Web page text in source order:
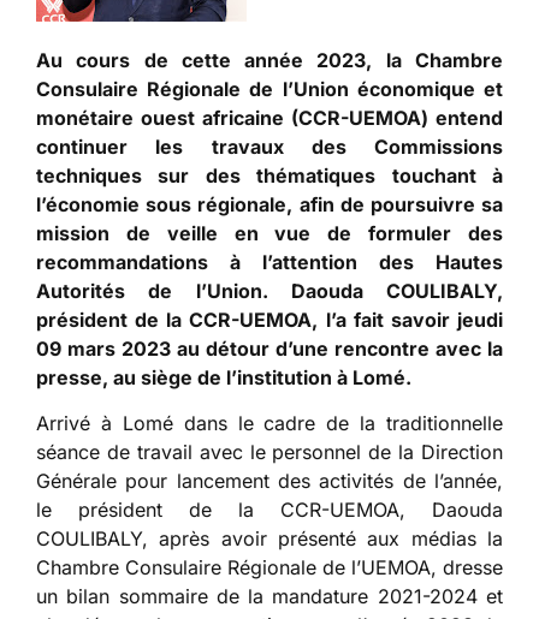
Au cours de cette année 2023, la Chambre
Consulaire Régionale de l’Union économique et
monétaire ouest africaine (CCR-UEMOA) entend
continuer les travaux des Commissions
techniques sur des thématiques touchant à
l’économie sous régionale, afin de poursuivre sa
mission de veille en vue de formuler des
recommandations à l’attention des Hautes
Autorités de l’Union. Daouda COULIBALY,
président de la CCR-UEMOA, l’a fait savoir jeudi
09 mars 2023 au détour d’une rencontre avec la
presse, au siège de l’institution à Lomé.
Arrivé à Lomé dans le cadre de la traditionnelle
séance de travail avec le personnel de la Direction
Générale pour lancement des activités de l’année,
le président de la CCR-UEMOA, Daouda
COULIBALY, après avoir présenté aux médias la
Chambre Consulaire Régionale de l’UEMOA, dresse
un bilan sommaire de la mandature 2021-2024 et